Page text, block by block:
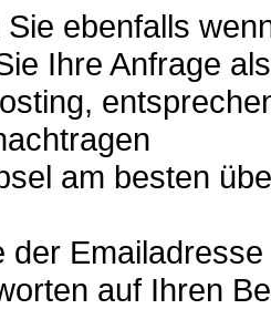
Sie ebenfalls
Ihre Anfrage
am besten
der
auf Ihren